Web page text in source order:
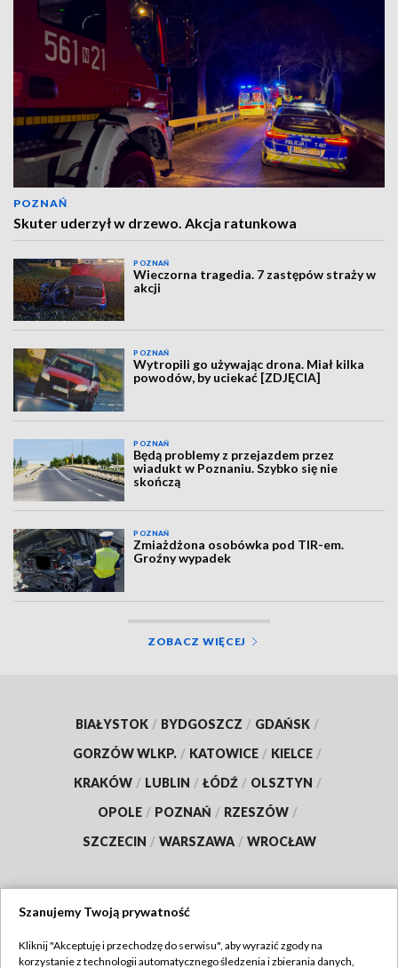
POZNAŃ
Skuter uderzył w drzewo. Akcja ratunkowa
POZNAŃ
Wieczorna tragedia. 7 zastępów straży w
akcji
POZNAŃ
Wytropili go używając drona. Miał kilka
powodów, by uciekać [ZDJĘCIA]
POZNAŃ
Będą problemy z przejazdem przez
wiadukt w Poznaniu. Szybko się nie
skończą
POZNAŃ
Zmiażdżona osobówka pod TIR-em.
Groźny wypadek
ZOBACZ WIĘCEJ
BIAŁYSTOK / BYDGOSZCZ / GDAŃSK /
GORZÓW WLKP. / KATOWICE / KIELCE /
KRAKÓW / LUBLIN / ŁÓDŹ / OLSZTYN /
OPOLE / POZNAŃ / RZESZÓW /
SZCZECIN / WARSZAWA / WROCŁAW
Szanujemy Twoją prywatność
Kliknij "Akceptuję i przechodzę do serwisu", aby wyrazić zgody na
korzystanie z technologii automatycznego śledzenia i zbierania danych,